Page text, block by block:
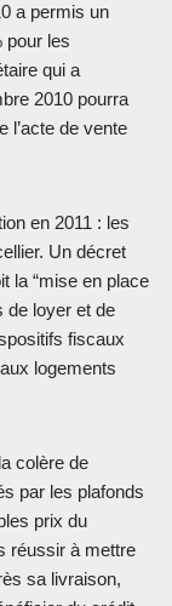
a permis un
pour les
qui a
2010 pourra
l’acte de vente
en 2011 : les
Un décret
la “mise en place
de loyer et de
fiscaux
logements
colère de
par les plafonds
prix du
réussir à mettre
sa livraison,